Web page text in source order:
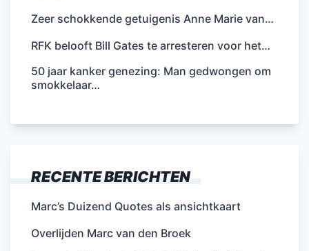
Zeer schokkende getuigenis Anne Marie van…
RFK belooft Bill Gates te arresteren voor het…
50 jaar kanker genezing: Man gedwongen om
smokkelaar…
RECENTE BERICHTEN
Marc’s Duizend Quotes als ansichtkaart
Overlijden Marc van den Broek